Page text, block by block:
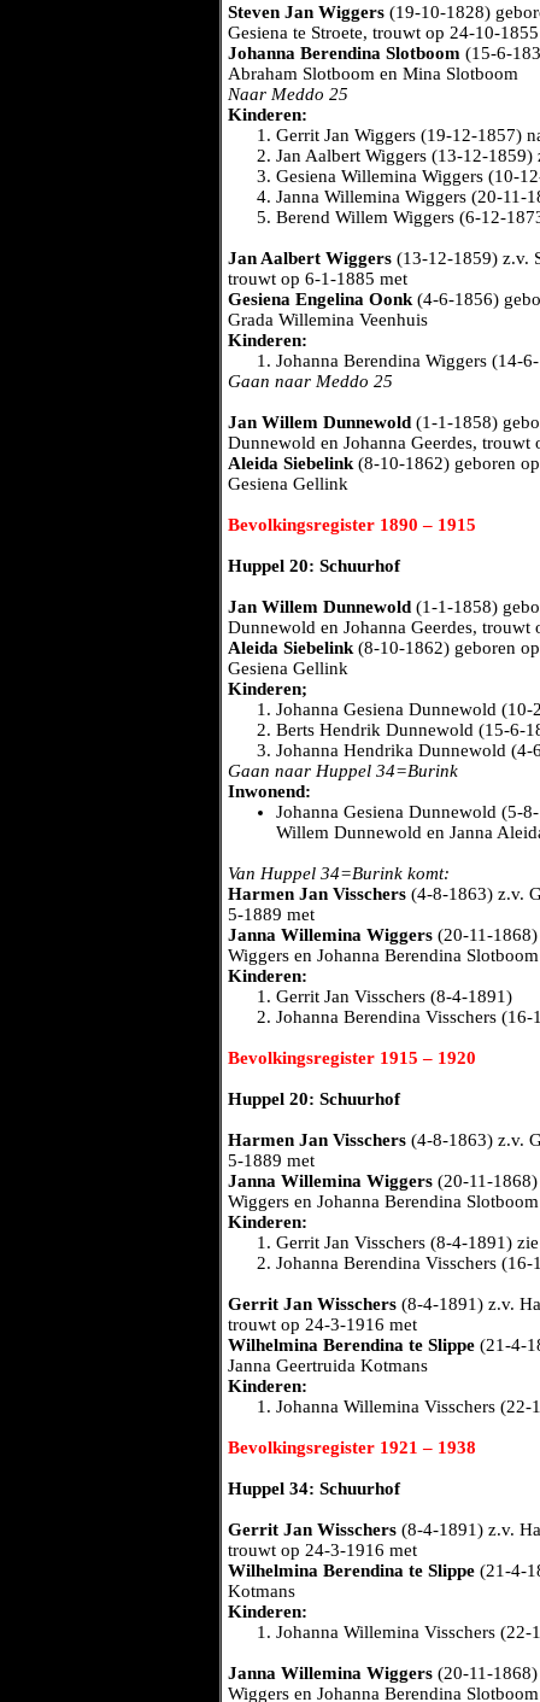
Steven Jan Wiggers (19-10-1828)
Gesiena te Stroete, trouwt op 24-10-
Johanna Berendina Slotboom (15-6-
Abraham Slotboom en Mina Slotboom
Naar Meddo 25
Kinderen:
Gerrit Jan Wiggers (19-12-1857)
Jan Aalbert Wiggers (13-12-1859)
Gesiena Willemina Wiggers (10-
Janna Willemina Wiggers (20-11-
Berend Willem Wiggers (6-12-
Jan Aalbert Wiggers (13-12-1859) z.v.
trouwt op 6-1-1885 met
Gesiena Engelina Oonk (4-6-1856)
Grada Willemina Veenhuis
Kinderen:
Johanna Berendina Wiggers (14-
Gaan naar Meddo 25
Jan Willem Dunnewold (1-1-1858)
Dunnewold en Johanna Geerdes, trouwt
Aleida Siebelink (8-10-1862) geboren
Gesiena Gellink
Bevolkingsregister 1890 – 1915
Huppel 20: Schuurhof
Jan Willem Dunnewold (1-1-1858)
Dunnewold en Johanna Geerdes, trouwt
Aleida Siebelink (8-10-1862) geboren
Gesiena Gellink
Kinderen;
Johanna Gesiena Dunnewold (10-
Berts Hendrik Dunnewold (15-6-
Johanna Hendrika Dunnewold (4-
Gaan naar Huppel 34=Burink
Inwonend:
Johanna Gesiena Dunnewold (5-
Willem Dunnewold en Janna
Van Huppel 34=Burink komt:
Harmen Jan Visschers (4-8-1863) z.v.
5-1889 met
Janna Willemina Wiggers (20-11-
Wiggers en Johanna Berendina Slotboom
Kinderen:
Gerrit Jan Visschers (8-4-1891)
Johanna Berendina Visschers (16-
Bevolkingsregister 1915 – 1920
Huppel 20: Schuurhof
Harmen Jan Visschers (4-8-1863) z.v.
5-1889 met
Janna Willemina Wiggers (20-11-
Wiggers en Johanna Berendina Slotboom
Kinderen:
Gerrit Jan Visschers (8-4-1891)
Johanna Berendina Visschers (16-
Gerrit Jan Wisschers (8-4-1891) z.v.
trouwt op 24-3-1916 met
Wilhelmina Berendina te Slippe (21-4-
Janna Geertruida Kotmans
Kinderen:
Johanna Willemina Visschers (22-
Bevolkingsregister 1921 – 1938
Huppel 34: Schuurhof
Gerrit Jan Wisschers (8-4-1891) z.v.
trouwt op 24-3-1916 met
Wilhelmina Berendina te Slippe (21-4-
Kotmans
Kinderen:
Johanna Willemina Visschers (22-
Janna Willemina Wiggers (20-11-
Wiggers en Johanna Berendina Slotboom